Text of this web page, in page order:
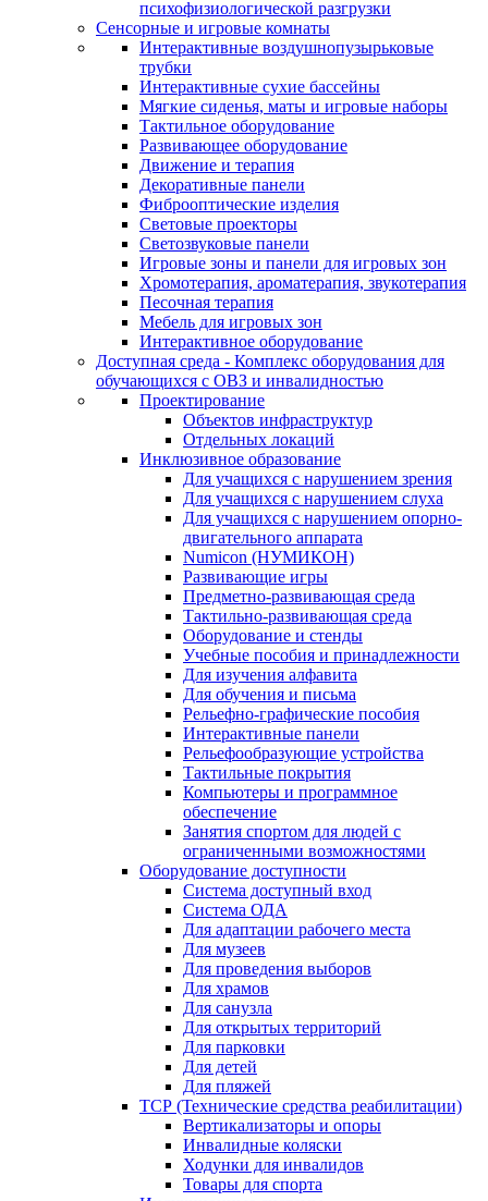
психофизиологической разгрузки
Сенсорные и игровые комнаты
Интерактивные воздушнопузырьковые
трубки
Интерактивные сухие бассейны
Мягкие сиденья, маты и игровые наборы
Тактильное оборудование
Развивающее оборудование
Движение и терапия
Декоративные панели
Фиброоптические изделия
Световые проекторы
Светозвуковые панели
Игровые зоны и панели для игровых зон
Хромотерапия, ароматерапия, звукотерапия
Песочная терапия
Мебель для игровых зон
Интерактивное оборудование
Доступная среда - Комплекс оборудования для
обучающихся с ОВЗ и инвалидностью
Проектирование
Объектов инфраструктур
Отдельных локаций
Инклюзивное образование
Для учащихся с нарушением зрения
Для учащихся с нарушением слуха
Для учащихся с нарушением опорно-
двигательного аппарата
Numicon (НУМИКОН)
Развивающие игры
Предметно-развивающая среда
Тактильно-развивающая среда
Оборудование и стенды
Учебные пособия и принадлежности
Для изучения алфавита
Для обучения и письма
Рельефно-графические пособия
Интерактивные панели
Рельефообразующие устройства
Тактильные покрытия
Компьютеры и программное
обеспечение
Занятия спортом для людей с
ограниченными возможностями
Оборудование доступности
Система доступный вход
Система ОДА
Для адаптации рабочего места
Для музеев
Для проведения выборов
Для храмов
Для санузла
Для открытых территорий
Для парковки
Для детей
Для пляжей
ТСР (Технические средства реабилитации)
Вертикализаторы и опоры
Инвалидные коляски
Ходунки для инвалидов
Товары для спорта